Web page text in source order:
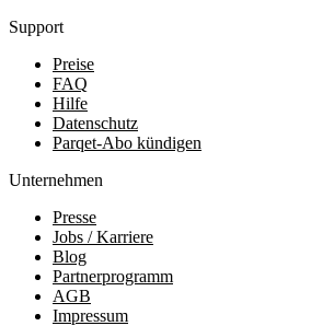
Support
Preise
FAQ
Hilfe
Datenschutz
Parqet-Abo kündigen
Unternehmen
Presse
Jobs / Karriere
Blog
Partnerprogramm
AGB
Impressum